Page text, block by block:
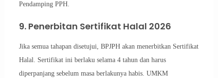
Pendamping PPH.
9. Penerbitan Sertifikat Halal 2026
Jika semua tahapan disetujui, BPJPH akan menerbitkan Sertifikat
Halal. Sertifikat ini berlaku selama 4 tahun dan harus
diperpanjang sebelum masa berlakunya habis. UMKM